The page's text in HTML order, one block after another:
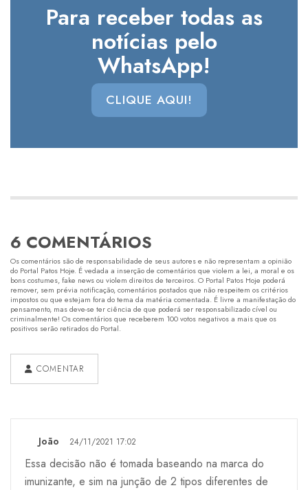
Para receber todas as
notícias pelo
WhatsApp!
CLIQUE AQUI!
6 COMENTÁRIOS
Os comentários são de responsabilidade de seus autores e não representam a opinião
do Portal Patos Hoje. É vedada a inserção de comentários que violem a lei, a moral e os
bons costumes, fake news ou violem direitos de terceiros. O Portal Patos Hoje poderá
remover, sem prévia notificação, comentários postados que não respeitem os critérios
impostos ou que estejam fora do tema da matéria comentada. É livre a manifestação do
pensamento, mas deve-se ter ciência de que poderá ser responsabilizado cível ou
criminalmente! Os comentários que receberem 100 votos negativos a mais que os
positivos serão retirados do Portal.
COMENTAR
João 24/11/2021 17:02
Essa decisão não é tomada baseando na marca do
imunizante, e sim na junção de 2 tipos diferentes de